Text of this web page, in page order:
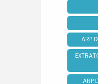
ARP
ARP